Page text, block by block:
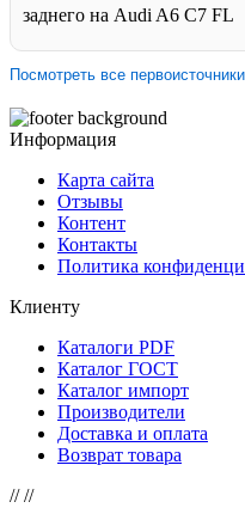
заднего на Audi A6 C7 FL
Посмотреть все
Информация
Карта сайта
Отзывы
Контент
Контакты
Политика
Клиенту
Каталоги PDF
Каталог ГОСТ
Каталог импорт
Производители
Доставка и оплата
Возврат товара
////